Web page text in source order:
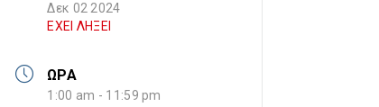
Δεκ 02 2024
ΕΧΕΙ ΛΗΞΕΙ
ΩΡΑ
1:00 am - 11:59 pm